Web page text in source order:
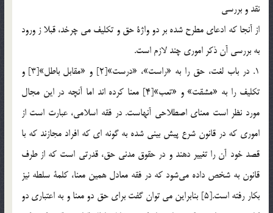
نقد و بررسي
از آنجا كه ادعاي مطرح شده بر دو واژة حق و تكليف مي چرخد، قبلا ز ورود
به بررسي آن ذكر اموري چند لازم است.
1. در باب لغت، حق را به «راست»، «درست»[2] و «مقابل باطل»[3] و
تكليف را به «مشقت» و «تعب»[4] معنا كرده اند اما آنچه در اين مجال
مورد نظر است معناي اصطلاحي آنهاست. در فقه اسلامي، عبارت است از
اموري كه در قانون شرع پيش بيني شده به گونه اي كه افراد مجازند كه با
قصد خود آن را تغيير دهند و در حقوق مدني حق، قدرتي است كه از طرف
قانون به شخص داده مي‎شود كه در فقه معادل همين معنا، كلمة سلطه نيز
بكار رفته است.[5] بنابراين مي توان گفت براي حق دو معنا و به اعتباري دو